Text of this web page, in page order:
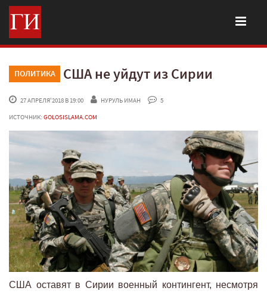
ПОЛИТИКА США не уйдут из Сирии
27 АПРЕЛЯ'2018 В 19:00 НУРУЛЬ ИМАН
5
ИСТОЧНИК: GOLOSISLAMA.COM
США оставят в Сирии военный контингент, несмотря